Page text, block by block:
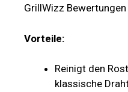
GrillWizz
Vorteile:
Reinigt den
klassische